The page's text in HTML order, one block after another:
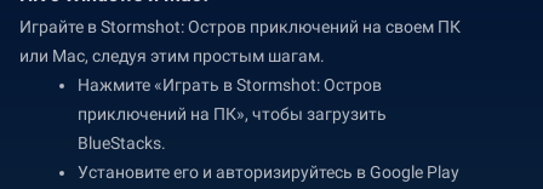
Играйте в Stormshot: Остров приключений на своем ПК
или Mac, следуя этим простым шагам.
Нажмите «Играть в Stormshot: Остров
приключений на ПК», чтобы загрузить
BlueStacks.
Установите его и авторизируйтесь в Google Play